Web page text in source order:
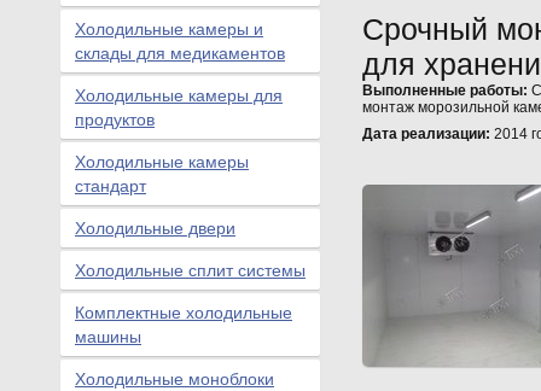
Срочный
для
Выполненные работы:
монтаж морозильной
Дата реализации: 2014
Холодильные камеры и
склады для медикаментов
Холодильные камеры для
продуктов
Холодильные камеры
стандарт
Холодильные двери
Холодильные сплит системы
Комплектные холодильные
машины
Холодильные моноблоки